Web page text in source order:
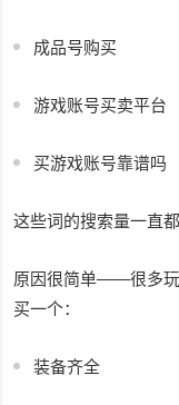
成品号购买
游戏账号买卖平台
买游戏账号靠谱吗
这些词的搜索量一直都
原因很简单——很多玩
买一个：
装备齐全